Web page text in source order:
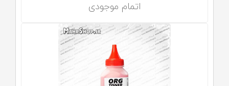
اتمام موجودی